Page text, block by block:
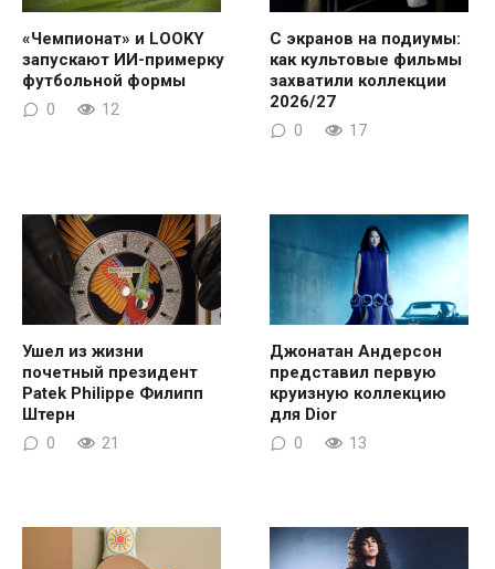
«Чемпионат» и LOOKY
запускают ИИ-примерку
футбольной формы
0 12
С экранов на подиумы:
как культовые фильмы
захватили коллекции
2026/27
0 17
Ушел из жизни
почетный президент
Patek Philippe Филипп
Штерн
0 21
Джонатан Андерсон
представил первую
круизную коллекцию
для Dior
0 13